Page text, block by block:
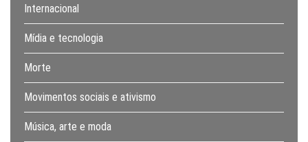
Internacional
Mídia e tecnologia
Morte
Movimentos sociais e ativismo
Música, arte e moda